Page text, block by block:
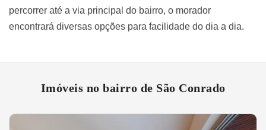
percorrer até a via principal do bairro, o morador
encontrará diversas opções para facilidade do dia a dia.
Imóveis no bairro de São Conrado